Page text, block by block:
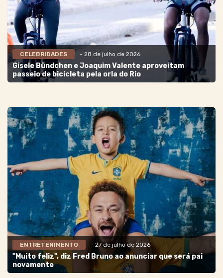
CELEBRIDADES - 28 de julho de 2026
Gisele Bündchen e Joaquim Valente aproveitam
passeio de bicicleta pela orla do Rio
ENTRETENIMENTO - 27 de julho de 2026
"Muito feliz", diz Fred Bruno ao anunciar que será pai
novamente